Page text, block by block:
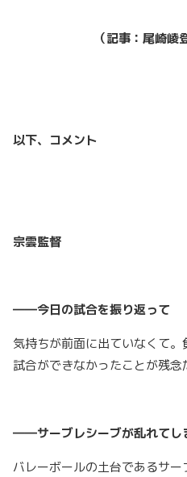
（記事：尾崎
以下、コメント
宗雲監督
――今日の試合を振り返って
気持ちが前面に出ていなくて
試合ができなかったことが残念
――サーブレシーブが乱れてし
バレーボールの土台であるサ